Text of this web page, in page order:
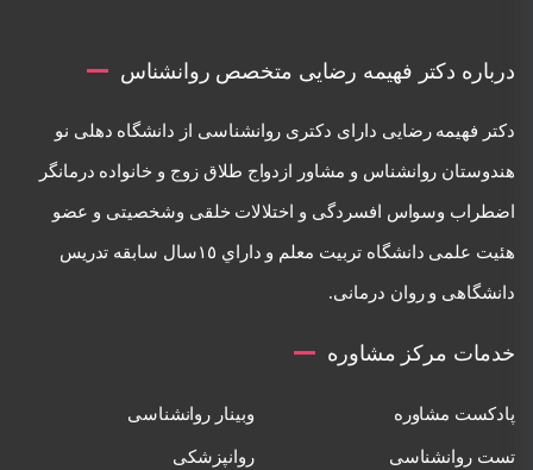
درباره دکتر فهیمه رضایی متخصص روانشناس
دكتر فهيمه رضايی دارای دكتری روانشناسی از دانشگاه دهلی نو
هندوستان روانشناس و مشاور ازدواج طلاق زوج و خانواده درمانگر
اضطراب وسواس افسردگی و اختلالات خلقی وشخصيتی و عضو
هئيت علمی دانشگاه تربيت معلم و داراي ١٥سال سابقه تدريس
دانشگاهی و روان درمانی.
خدمات مرکز مشاوره
پادکست مشاوره وبینار روانشناسی
تست روانشناسی روانپزشکی